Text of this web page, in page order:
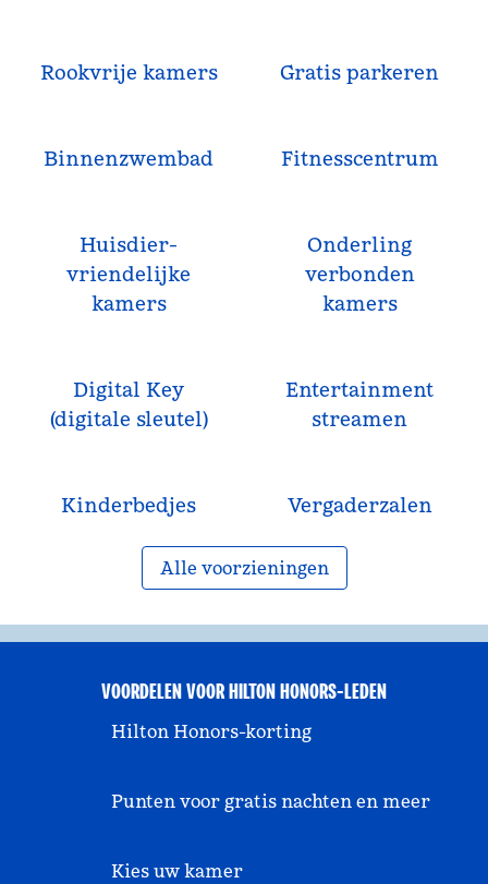
Rookvrije kamers Gratis parkeren
Binnenzwembad Fitness­centrum
Huisdier­
vriendelijke
kamers
Onderling
verbonden
kamers
Digital Key
(digitale sleutel)
Entertainment
streamen
Kinderbedjes Vergaderzalen
Alle voorzieningen
VOORDELEN VOOR HILTON HONORS-LEDEN
Hilton Honors-korting
Punten voor gratis nachten en meer
Kies uw kamer